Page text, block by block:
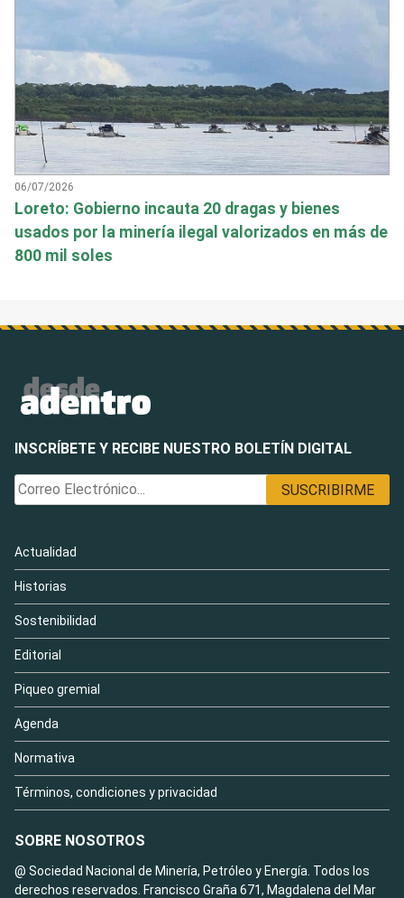
06/07/2026
Loreto: Gobierno incauta 20 dragas y bienes
usados por la minería ilegal valorizados en más de
800 mil soles
INSCRÍBETE Y RECIBE NUESTRO BOLETÍN DIGITAL
Actualidad
Historias
Sostenibilidad
Editorial
Piqueo gremial
Agenda
Normativa
Términos, condiciones y privacidad
SOBRE NOSOTROS
@ Sociedad Nacional de Minería, Petróleo y Energía. Todos los
derechos reservados. Francisco Graña 671, Magdalena del Mar